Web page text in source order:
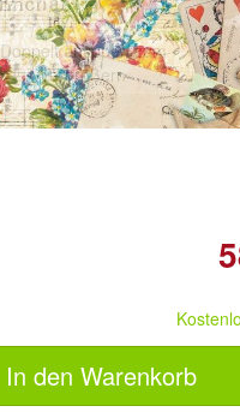
Doppelt antippen zum
vergrößern
In den Warenkorb